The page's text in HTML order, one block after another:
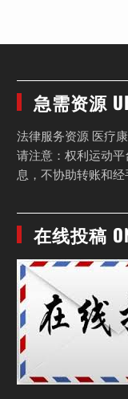
急需资源
法律服务资源 医疗
请注意：权利运动
息，不协助转账和经
在线投稿